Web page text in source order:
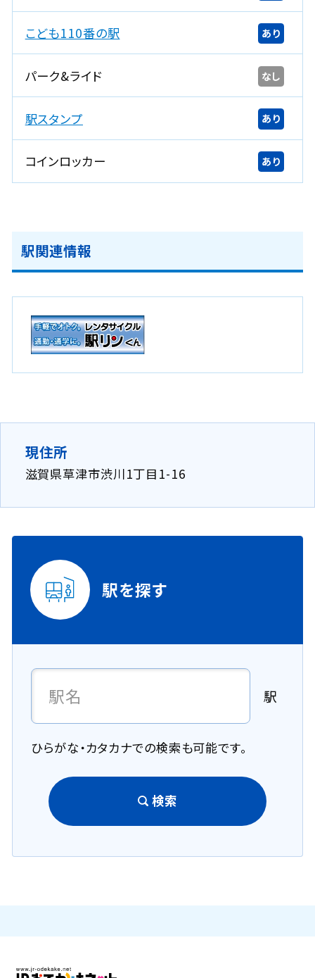
こども110番の駅 あり
パーク&ライド なし
駅スタンプ あり
コインロッカー あり
駅関連情報
新
規
ウ
イ
ウ
で
開
き
す
現住所
滋賀県草津市渋川1丁目1-16
駅を探す
駅
ひらがな・カタカナでの検索も可能です。
検索